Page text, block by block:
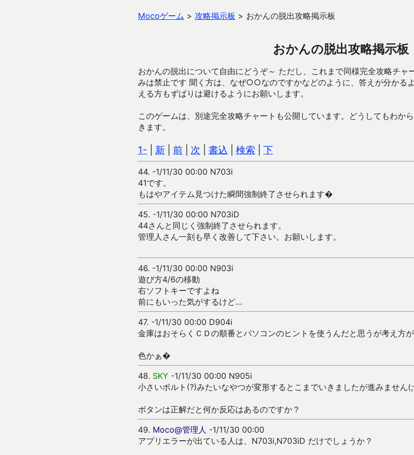
Mocoゲーム > 攻略掲示板 > おかんの脱出攻略掲示板
おかんの脱出攻略掲示板
おかんの脱出について自由にどうぞ～ ただし、これまで同様完全攻略チャ
みは禁止です 聞く方は、なぜ○○なのですかなどのように、答えが分かる
える方もずばりは避けるようにお願いします。
このゲームは、別途完全攻略チャートも公開しています。どうしてもわから
きます。
1- 新 前 次 書込 検索 下
44. -1/11/30 00:00 N703i
41です。
もはやアイテム見つけた瞬間強制終了させられます�
45. -1/11/30 00:00 N703iD
44さんと同じく強制終了させられます。
管理人さん一刻も早く改善して下さい。お願いします。
46. -1/11/30 00:00 N903i
遊び方4/6の移動
右ソフトキーですよね
前にもいった気がするけど…
47. -1/11/30 00:00 D904i
金庫はおそらくＣＤの順番とパソコンのヒントを使うんだと思うが考え方
色かぁ�
48. SKY -1/11/30 00:00 N905i
小さいボルト(?)みたいなやつが変形するとこまでいきましたが進みません
ボタンは正解だと何か反応はあるのですか？
49. Moco@管理人 -1/11/30 00:00
アプリエラーが出ている人は、N703i,N703iD だけでしょうか？